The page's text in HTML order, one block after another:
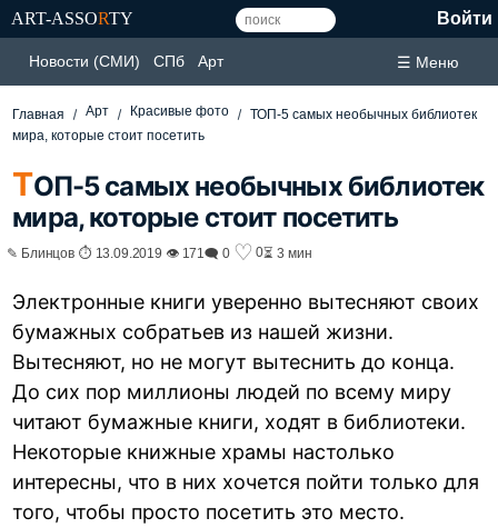
ART-ASSORTY Войти
Новости (СМИ) СПб Арт ☰ Меню
Главная Арт Красивые фото
ТОП-5 самых необычных библиотек
мира, которые стоит посетить
ТОП-5 самых необычных библиотек
мира, которые стоит посетить
✎ Блинцов ⏱ 13.09.2019 👁 171🗨 0 ♡ 0⏳ 3 мин
Электронные книги уверенно вытесняют своих
бумажных собратьев из нашей жизни.
Вытесняют, но не могут вытеснить до конца.
До сих пор миллионы людей по всему миру
читают бумажные книги, ходят в библиотеки.
Некоторые книжные храмы настолько
интересны, что в них хочется пойти только для
того, чтобы просто посетить это место.